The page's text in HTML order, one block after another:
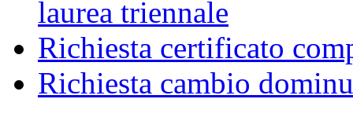
laurea triennale
Richiesta certificato
Richiesta cambio